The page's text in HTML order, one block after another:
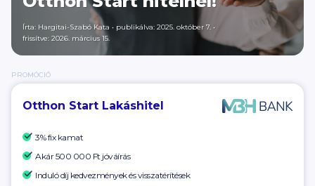
Írta: Hargitai-Szabó Kata • publikálva: 2025. október 7. •
frissítve: 2026. március 15.
PROMÓCIÓ
Otthon Start Lakáshitel
3% fix kamat
Akár500 000 Ft jóváírás
Induló díj kedvezmények és visszatérítések